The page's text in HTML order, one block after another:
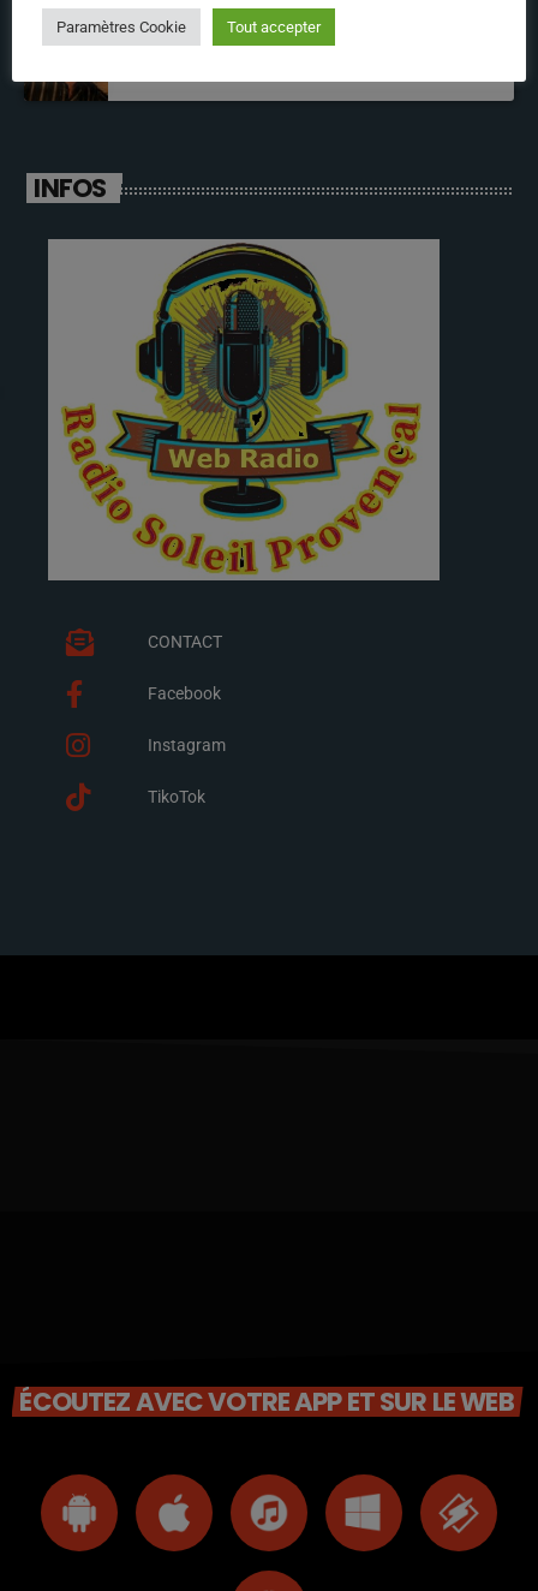
fabrice
INFOS
CONTACT
Facebook
Instagram
TikoTok
ÉCOUTEZ AVEC VOTRE APP ET SUR LE WEB
Paramètres Cookie Tout accepter